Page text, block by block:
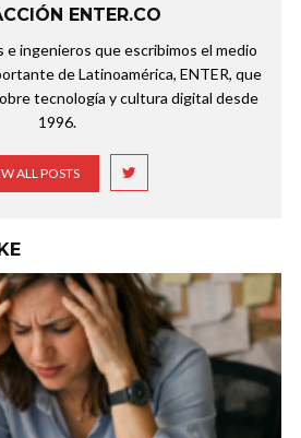
ENTER.CO
e ingenieros que escribimos el medio
de Latinoamérica, ENTER, que
tecnología y cultura digital desde
1996.
ALL POSTS